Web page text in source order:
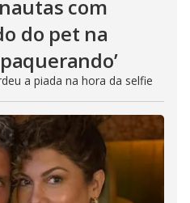
com
do pet na
a piada na hora da selfie